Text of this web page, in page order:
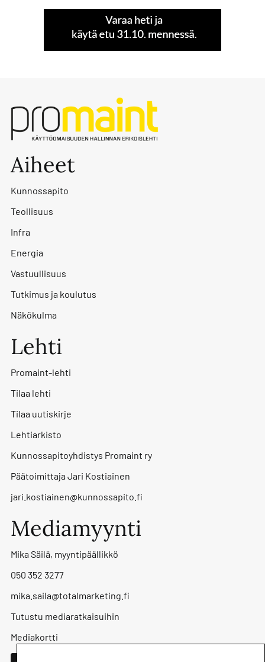
Aiheet
Kunnossapito
Teollisuus
Infra
Energia
Vastuullisuus
Tutkimus ja koulutus
Näkökulma
Lehti
Promaint-lehti
Tilaa lehti
Tilaa uutiskirje
Lehtiarkisto
Kunnossapitoyhdistys Promaint ry
Päätoimittaja Jari Kostiainen
jari.kostiainen@kunnossapito.fi
Mediamyynti
Mika Säilä, myyntipäällikkö
050 352 3277
mika.saila@totalmarketing.fi
Tutustu mediaratkaisuihin
Mediakortti